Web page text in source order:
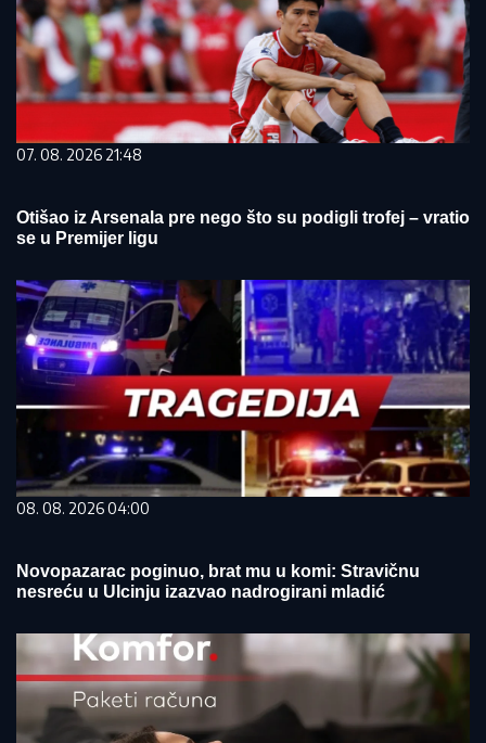
07. 08. 2026 21:48
Otišao iz Arsenala pre nego što su podigli trofej – vratio
se u Premijer ligu
08. 08. 2026 04:00
Novopazarac poginuo, brat mu u komi: Stravičnu
nesreću u Ulcinju izazvao nadrogirani mladić